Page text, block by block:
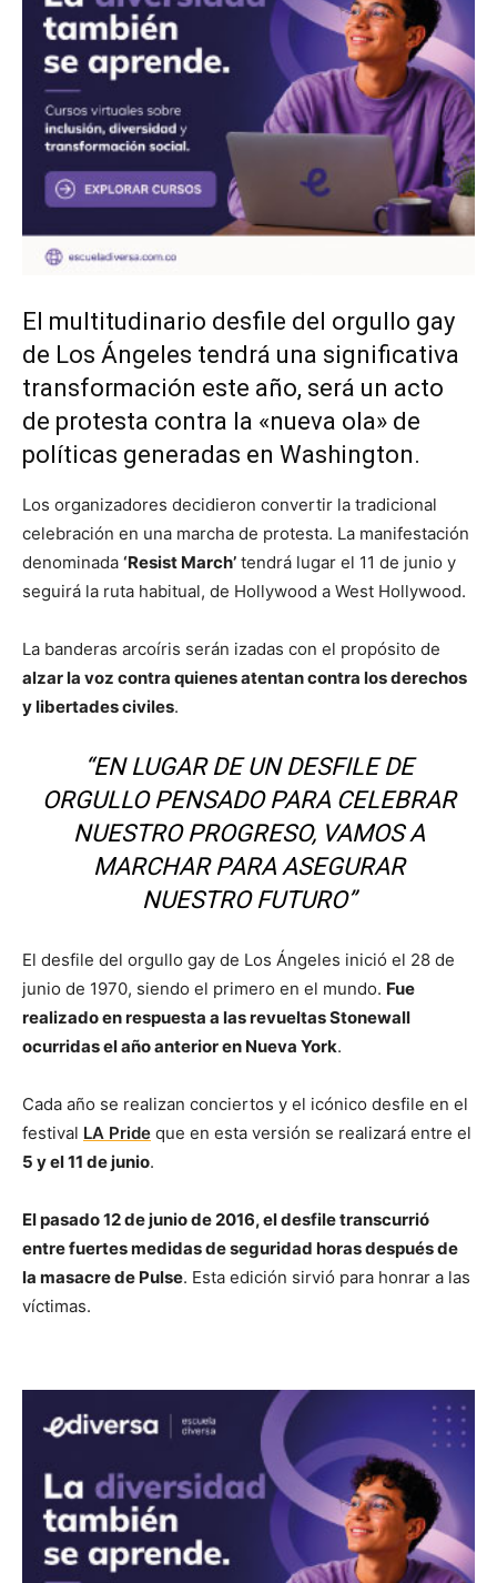
El multitudinario desfile del orgullo gay
de Los Ángeles tendrá una significativa
transformación este año, será un acto
de protesta contra la «nueva ola» de
políticas generadas en Washington.
Los organizadores decidieron convertir la tradicional
celebración en una marcha de protesta. La manifestación
denominada ‘Resist March’ tendrá lugar el 11 de junio y
seguirá la ruta habitual, de Hollywood a West Hollywood.
La banderas arcoíris serán izadas con el propósito de
alzar la voz contra quienes atentan contra los derechos
y libertades civiles.
“EN LUGAR DE UN DESFILE DE
ORGULLO PENSADO PARA CELEBRAR
NUESTRO PROGRESO, VAMOS A
MARCHAR PARA ASEGURAR
NUESTRO FUTURO”
El desfile del orgullo gay de Los Ángeles inició el 28 de
junio de 1970, siendo el primero en el mundo. Fue
realizado en respuesta a las revueltas Stonewall
ocurridas el año anterior en Nueva York.
Cada año se realizan conciertos y el icónico desfile en el
festival LA Pride que en esta versión se realizará entre el
5 y el 11 de junio.
El pasado 12 de junio de 2016, el desfile transcurrió
entre fuertes medidas de seguridad horas después de
la masacre de Pulse. Esta edición sirvió para honrar a las
víctimas.